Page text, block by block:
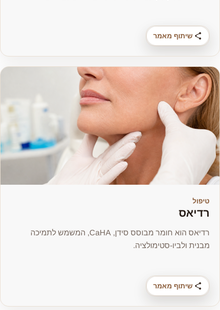
שיתוף מאמר
טיפול
רדיאס
רדיאס הוא חומר מבוסס סידן, CaHA, המשמש לתמיכה
מבנית ולביו-סטימולציה.
שיתוף מאמר